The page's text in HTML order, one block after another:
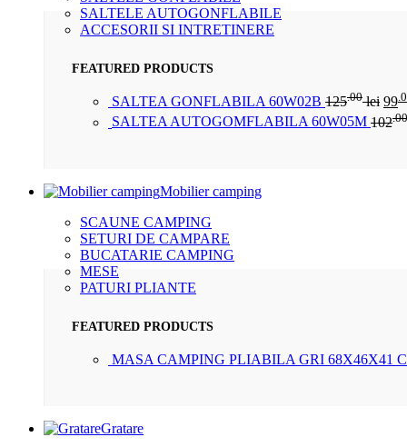
SALTELE AUTOGONFLABILE
ACCESORII SI INTRETINERE
FEATURED PRODUCTS
SALTEA GONFLABILA 60W02B 125.00 lei 99
SALTEA AUTOGOMFLABILA 60W05M 102.00
Mobilier camping
SCAUNE CAMPING
SETURI DE CAMPARE
BUCATARIE CAMPING
MESE
PATURI PLIANTE
FEATURED PRODUCTS
MASA CAMPING PLIABILA GRI 68X46X41
Gratare